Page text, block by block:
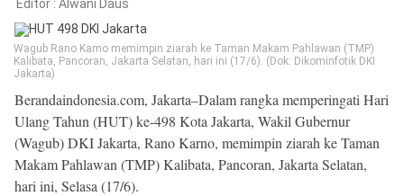
Copyright
Beranda
Indonesia
.
All
Right
Reserved
Editor : Alwani Daus
Wagub Rano Karno memimpin ziarah ke Taman Makam Pahlawan (TMP)
Kalibata, Pancoran, Jakarta Selatan, hari ini (17/6). (Dok: Dikominfotik DKI
Jakarta)
Berandaindonesia.com, Jakarta–Dalam rangka memperingati Hari
Ulang Tahun (HUT) ke-498 Kota Jakarta, Wakil Gubernur
(Wagub) DKI Jakarta, Rano Karno, memimpin ziarah ke Taman
Makam Pahlawan (TMP) Kalibata, Pancoran, Jakarta Selatan,
hari ini, Selasa (17/6).